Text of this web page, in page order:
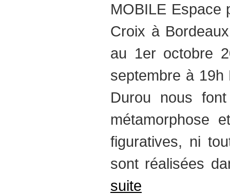
MOBILE Espace
Croix à
au 1er octobre
septembre à 19h
Durou nous
métamorphose
figuratives, ni
sont réalisées
suite